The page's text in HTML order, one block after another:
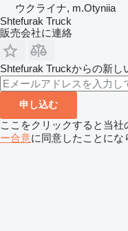
ウクライナ, m.Otyniia
Shtefurak Truck
販売会社に連絡
Shtefurak Truckからの新し
申し込む
ここをクリックすると当社
ー合意に同意したことにな